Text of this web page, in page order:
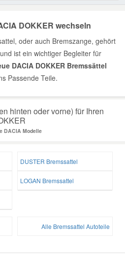
DOKKER wechseln
oder auch Bremszange, gehört
ist ein wichtiger Begleiter für
DACIA DOKKER Bremssättel
Passende Teile.
hinten oder vorne) für Ihren
DACIA Modelle
DUSTER Bremssattel
LOGAN Bremssattel
Alle Bremssattel Autoteile